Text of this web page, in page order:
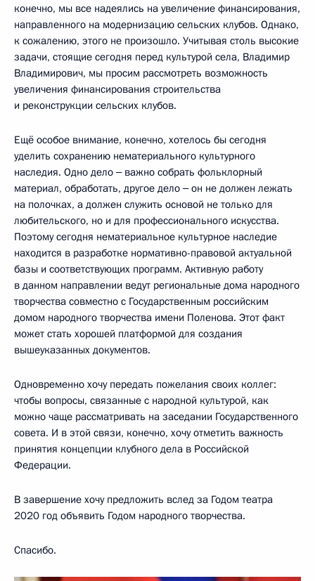
конечно, мы все надеялись на увеличение финансирования,
направленного на модернизацию сельских клубов. Однако,
к сожалению, этого не произошло. Учитывая столь высокие
задачи, стоящие сегодня перед культурой села, Владимир
Владимирович, мы просим рассмотреть возможность
увеличения финансирования строительства
и реконструкции сельских клубов.
Ещё особое внимание, конечно, хотелось бы сегодня
уделить сохранению нематериального культурного
наследия. Одно дело ‒ важно собрать фольклорный
материал, обработать, другое дело ‒ он не должен лежать
на полочках, а должен служить основой не только для
любительского, но и для профессионального искусства.
Поэтому сегодня нематериальное культурное наследие
находится в разработке нормативно-правовой актуальной
базы и соответствующих программ. Активную работу
в данном направлении ведут региональные дома народного
творчества совместно с Государственным российским
домом народного творчества имени Поленова. Этот факт
может стать хорошей платформой для создания
вышеуказанных документов.
Одновременно хочу передать пожелания своих коллег:
чтобы вопросы, связанные с народной культурой, как
можно чаще рассматривать на заседании Государственного
совета. И в этой связи, конечно, хочу отметить важность
принятия концепции клубного дела в Российской
Федерации.
В завершение хочу предложить вслед за Годом театра
2020 год объявить Годом народного творчества.
Спасибо.